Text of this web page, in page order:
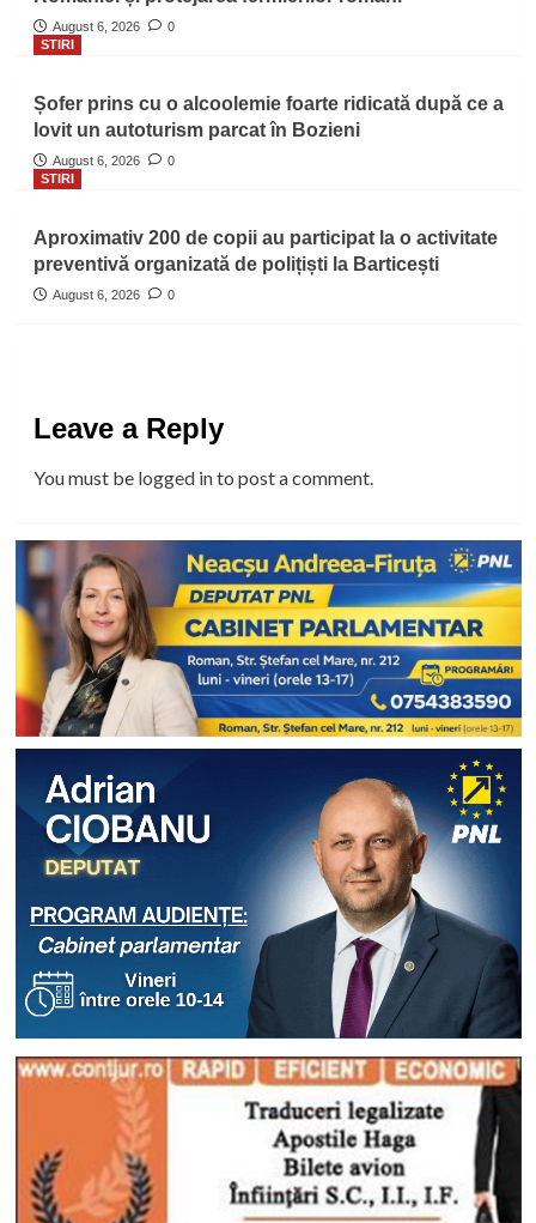
August 6, 2026
0
STIRI
Șofer prins cu o alcoolemie foarte ridicată după ce a
lovit un autoturism parcat în Bozieni
August 6, 2026
0
STIRI
Aproximativ 200 de copii au participat la o activitate
preventivă organizată de polițiști la Barticești
August 6, 2026 0
Leave a Reply
You must be logged into post a comment.